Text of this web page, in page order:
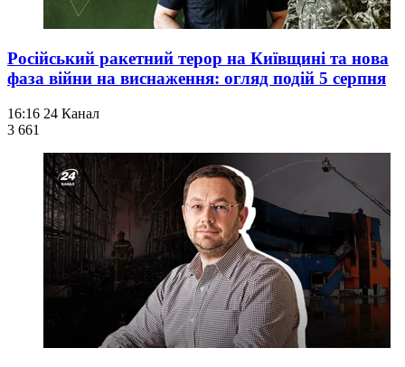
Російський ракетний терор на Київщині та нова
фаза війни на виснаження: огляд подій 5 серпня
16:16 24 Канал
3 661